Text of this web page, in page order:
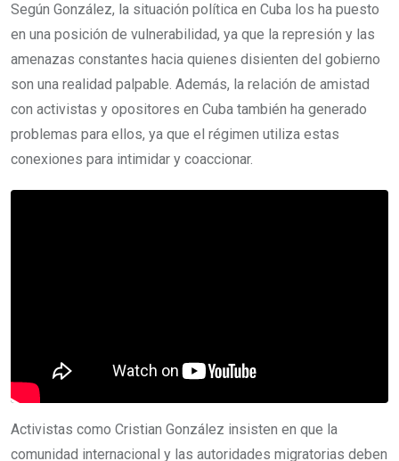
Según González, la situación política en Cuba los ha puesto
en una posición de vulnerabilidad, ya que la represión y las
amenazas constantes hacia quienes disienten del gobierno
son una realidad palpable. Además, la relación de amistad
con activistas y opositores en Cuba también ha generado
problemas para ellos, ya que el régimen utiliza estas
conexiones para intimidar y coaccionar.
Activistas como Cristian González insisten en que la
comunidad internacional y las autoridades migratorias deben